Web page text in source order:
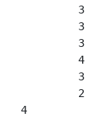
3
3
3
4
3
2
4